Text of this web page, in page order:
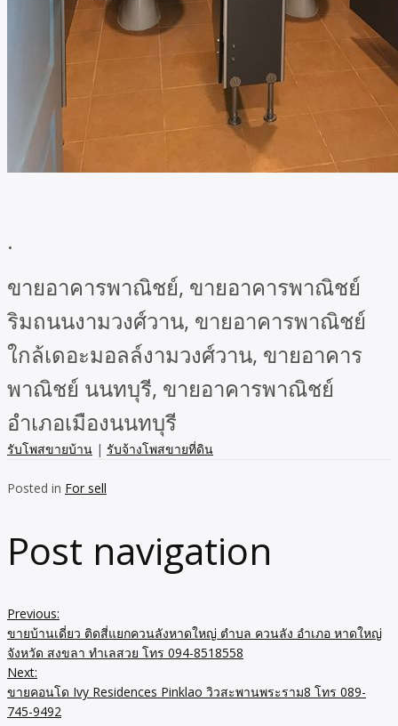
.
ขายอาคารพาณิชย์, ขายอาคารพาณิชย์
ริมถนนงามวงศ์วาน, ขายอาคารพาณิชย์
ใกล้เดอะมอลล์งามวงศ์วาน, ขายอาคาร
พาณิชย์ นนทบุรี, ขายอาคารพาณิชย์
อำเภอเมืองนนทบุรี
รับโพสขายบ้าน | รับจ้างโพสขายที่ดิน
Posted in For sell
Post navigation
Previous:
ขายบ้านเดี่ยว ติดสี่แยกควนลังหาดใหญ่ ตำบล ควนลัง อำเภอ หาดใหญ่
จังหวัด สงขลา ทำเลสวย โทร 094-8518558
Next:
ขายคอนโด Ivy Residences Pinklao วิวสะพานพระราม8 โทร 089-
745-9492